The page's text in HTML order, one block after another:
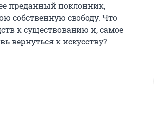
преданный поклонник,
собственную свободу. Что
к существованию и, самое
вернуться к искусству?